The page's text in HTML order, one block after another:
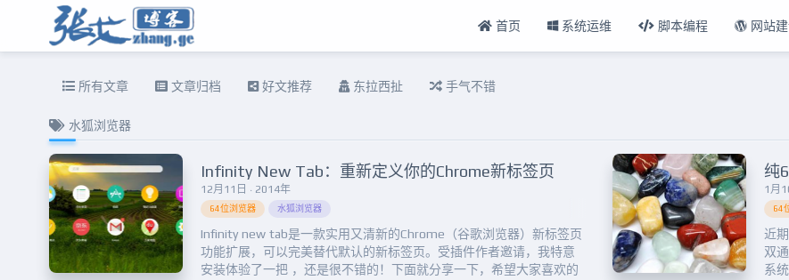
首页 系统运维 脚本编程 网站
所有文章 文章归档 好文推荐 东拉西扯 手气不错
水狐浏览器
12月11日 · 2014年
Infinity New Tab：重新定义你的Chrome新标签页
64位浏览器 水狐浏览器
Infinity new tab是一款实用又清新的Chrome（谷歌浏览器）新标签页
功能扩展，可以完美替代默认的新标签页。受插件作者邀请，我特意
安装体验了一把 ，还是很不错的！下面就分享一下，希望大家喜欢的
1月
纯
64
近
双
系